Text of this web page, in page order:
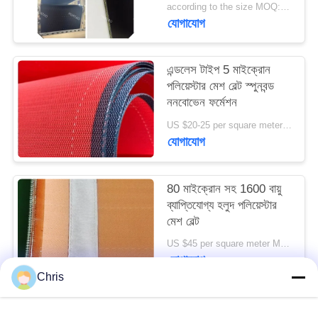
PRIVACY
POLICY
according to the size MOQ:12 পিসি
যোগাযোগ
এন্ডলেস টাইপ 5 মাইক্রোন
পলিয়েস্টার মেশ বেল্ট স্পুনবন্ড
ননবোভেন ফর্মেশন
US $20-25 per square meter MOQ:50 বর্গ মিটার
যোগাযোগ
80 মাইক্রোন সহ 1600 বায়ু
ব্যাপ্তিযোগ্য হলুদ পলিয়েস্টার
মেশ বেল্ট
US $45 per square meter MOQ:100m2
যোগাযোগ
Chris